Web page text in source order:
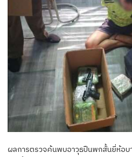
ผลการตรวจค้นพบอาวุธปืนพกสั้นยี่ห้อบ